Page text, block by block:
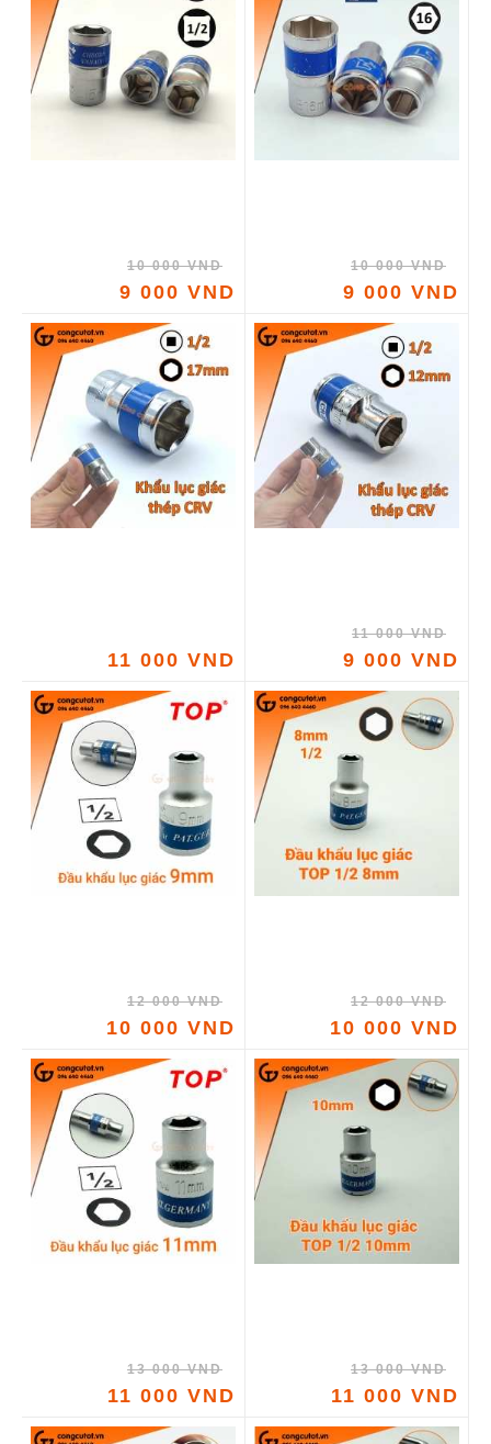
10 000 VND
9 000 VND
10 000 VND
9 000 VND
11 000 VND
11 000 VND
9 000 VND
12 000 VND
10 000 VND
12 000 VND
10 000 VND
13 000 VND
11 000 VND
13 000 VND
11 000 VND